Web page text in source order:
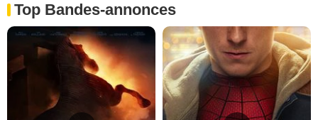
Top Bandes-annonces